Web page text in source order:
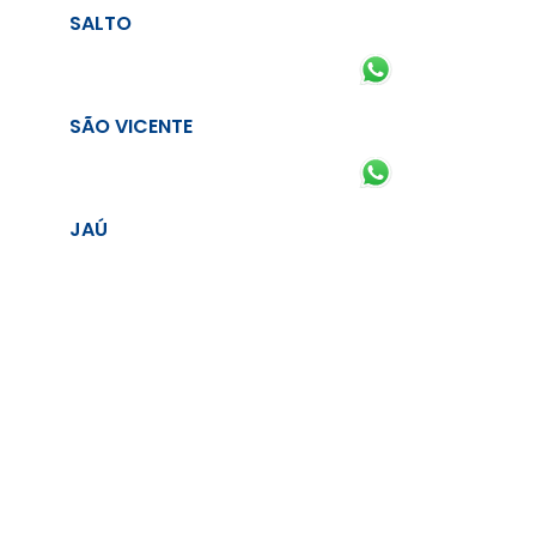
SALTO
SÃO VICENTE
JAÚ